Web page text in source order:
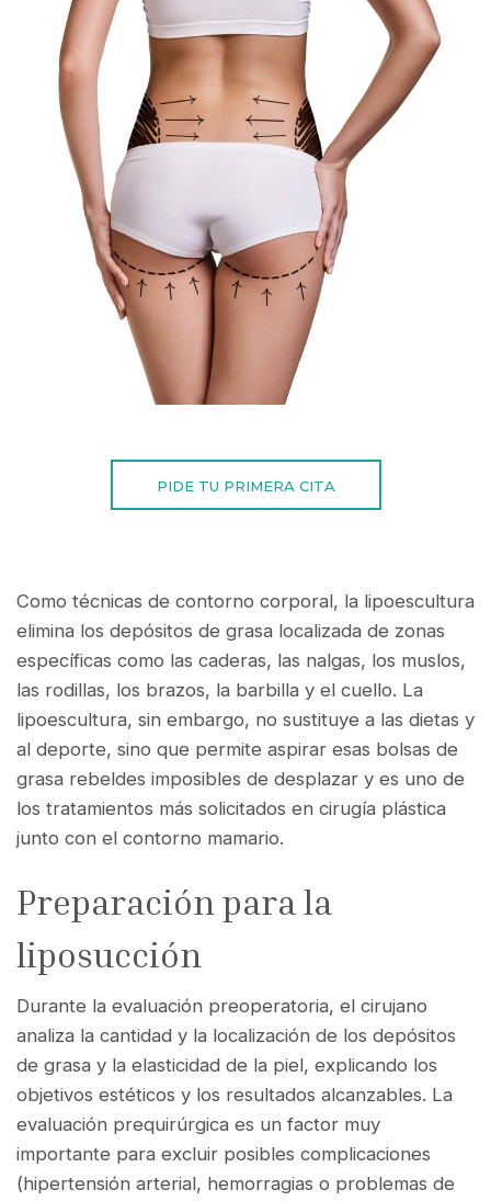
PIDE TU PRIMERA CITA
Como técnicas de contorno corporal, la lipoescultura
elimina los depósitos de grasa localizada de zonas
específicas como las caderas, las nalgas, los muslos,
las rodillas, los brazos, la barbilla y el cuello. La
lipoescultura, sin embargo, no sustituye a las dietas y
al deporte, sino que permite aspirar esas bolsas de
grasa rebeldes imposibles de desplazar y es uno de
los tratamientos más solicitados en cirugía plástica
junto con el contorno mamario.
Preparación para la
liposucción
Durante la evaluación preoperatoria, el cirujano
analiza la cantidad y la localización de los depósitos
de grasa y la elasticidad de la piel, explicando los
objetivos estéticos y los resultados alcanzables. La
evaluación prequirúrgica es un factor muy
importante para excluir posibles complicaciones
(hipertensión arterial, hemorragias o problemas de